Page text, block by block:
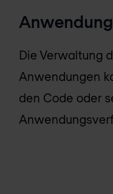
Die Verwaltung
Anwendungen
den Code oder